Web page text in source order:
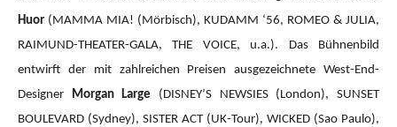
Huor (MAMMA MIA! (Mörbisch), KUDAMM ‘56, ROMEO & JULIA,
RAIMUND-THEATER-GALA, THE VOICE, u.a.). Das Bühnenbild
entwirft der mit zahlreichen Preisen ausgezeichnete West-End-
Designer Morgan Large (DISNEY’S NEWSIES (London), SUNSET
BOULEVARD (Sydney), SISTER ACT (UK-Tour), WICKED (Sao Paulo),